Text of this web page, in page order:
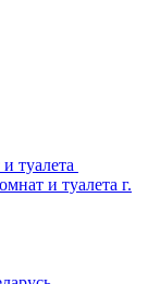
туалета
и туалета г.